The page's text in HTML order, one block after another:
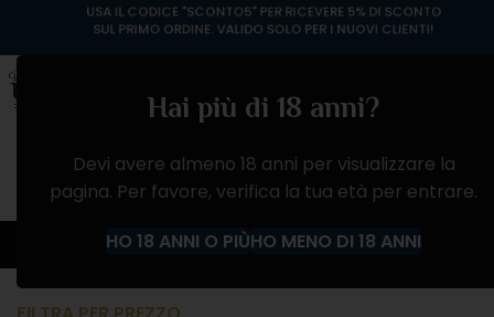
Hai più di 18 anni?
Devi avere almeno 18 anni per visualizzare la
pagina. Per favore, verifica la tua età per entrare.
HO 18 ANNI O PIÙHO MENO DI 18 ANNI
VINO BIANCO
USA IL CODICE "SCONTO5" PER RICEVERE 5% DI SCONTO
SUL PRIMO ORDINE. VALIDO SOLO PER I NUOVI CLIENTI!